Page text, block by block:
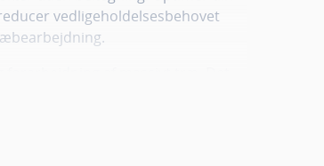
vedligeholdelsesbehovet
af massivt træ. Det
uden kølemiddel takket